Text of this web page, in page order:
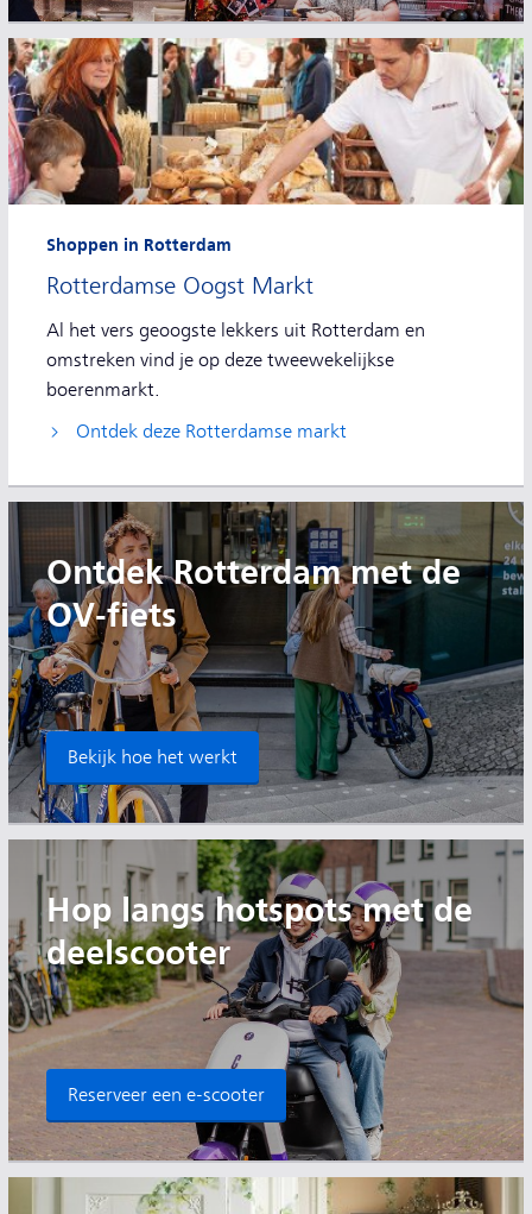
Rotterdamse Oogst Markt
Shoppen in Rotterdam
Al het vers geoogste lekkers uit Rotterdam en
omstreken vind je op deze tweewekelijkse
boerenmarkt.
Ontdek deze Rotterdamse markt
Ontdek Rotterdam met de
OV-fiets
Bekijk hoe het werkt
Hop langs hotspots met de
deelscooter
Reserveer een e-scooter